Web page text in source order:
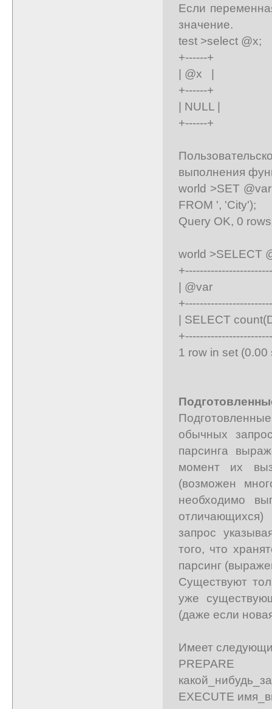
Если
значение.
test >select @x;
+------+
| @x |
+------+
| NULL |
+------+
выполнения
world >SET
FROM ', 'City');
Query OK, 0
world >SELECT
|
| SELECT
1 row in set (0.00
обычных
парсинга
момент их
(возможен
необходимо
отличающихся)
запрос
того, что
парсинг
Существуют
уже
(даже если
Имеет
PREPARE
EXECUTE